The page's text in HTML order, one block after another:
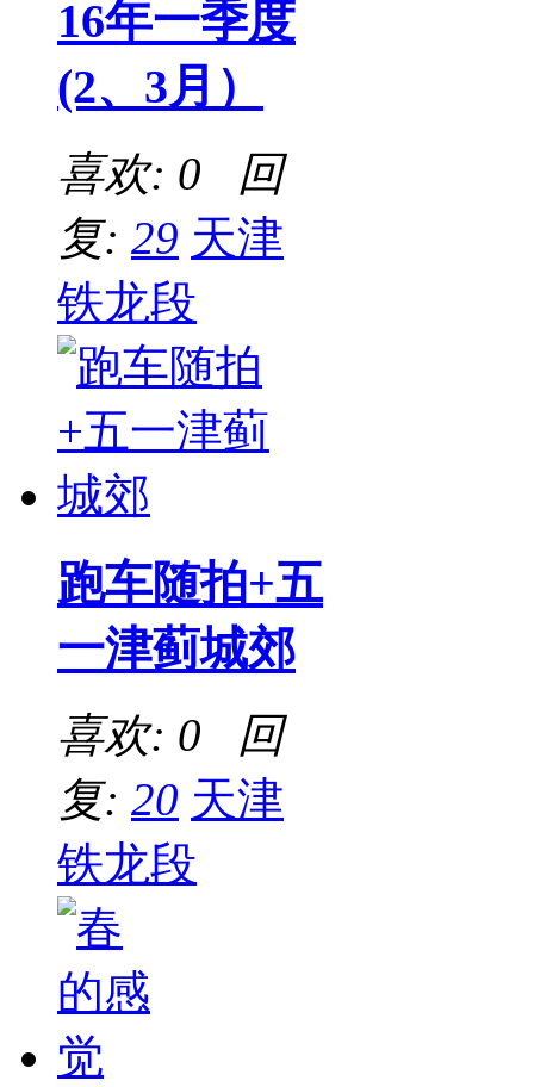
16年一季度
(2、3月）
喜欢: 0 回
复: 29 天津
铁龙段
跑车随拍+五
一津蓟城郊
喜欢: 0 回
复: 20 天津
铁龙段